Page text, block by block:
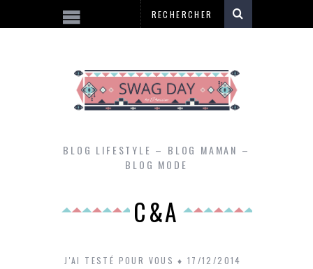
BLOG LIFESTYLE – BLOG MAMAN –
BLOG MODE
C&A
J'AI TESTÉ POUR VOUS 17/12/2014